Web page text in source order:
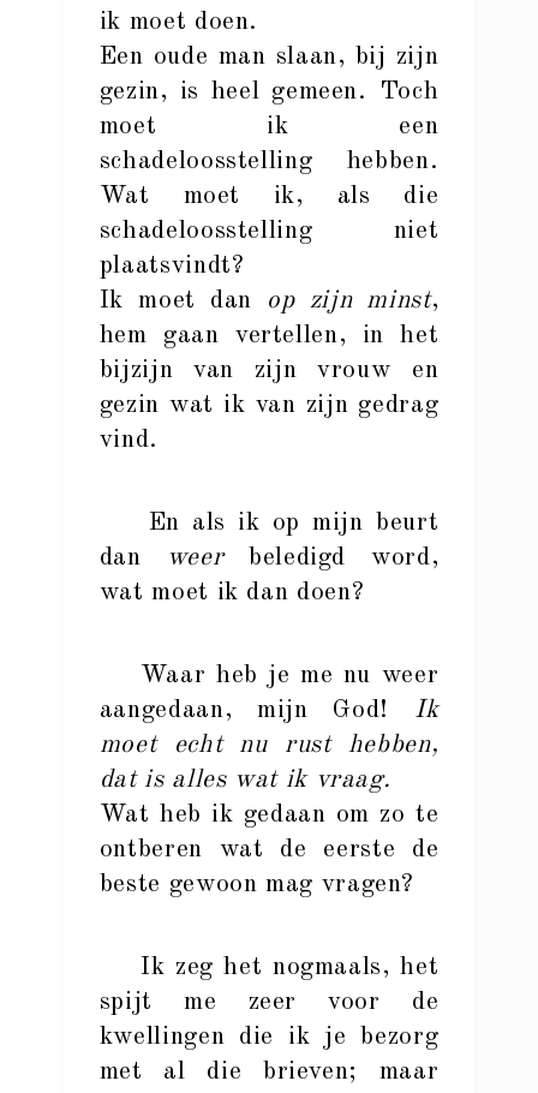
ik moet doen.
Een oude man slaan, bij zijn
gezin, is heel gemeen. Toch
moet ik een
schadeloosstelling hebben.
Wat moet ik, als die
schadeloosstelling niet
plaatsvindt?
Ik moet dan op zijn minst,
hem gaan vertellen, in het
bijzijn van zijn vrouw en
gezin wat ik van zijn gedrag
vind.
En als ik op mijn beurt
dan
weerbeledigd word,
wat moet ik dan doen?
Waar heb je me nu weer
aangedaan, mijn God! Ik
moet echt nu rust hebben,
dat is alles wat ik vraag.
Wat heb ik gedaan om zo te
ontberen wat de eerste de
beste gewoon mag vragen?
Ik zeg het nogmaals, het
spijt me zeer voor de
kwellingen die ik je bezorg
met al die brieven; maar